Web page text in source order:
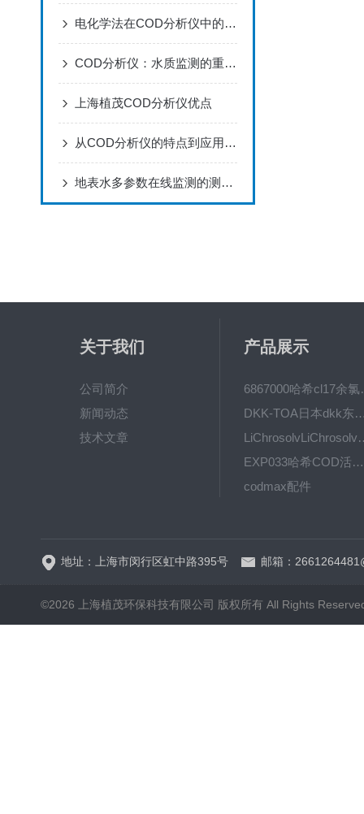
电化学法在COD分析仪中的实践与挑战
COD分析仪：水质监测的重要工具
上海植茂COD分析仪优点
从COD分析仪的特点到应用领域，知道的人少之又少
地表水多参数在线监测的测量意义
关于我们
公司简介
新闻动态
技术文章
产品展示
6867000
DKK-TOA日本dkk东亚电
EXP033哈希COD活塞泵价格 EXP033
codmax配件
地址：上海市闵行区虹中路395号 邮箱：
©2026 上海植茂环保科技有限公司 版权所有 All Rights